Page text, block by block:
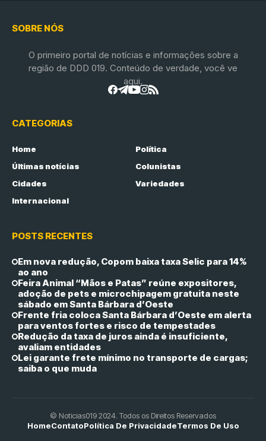
SOBRE NÓS
O primeiro portal de notícias e informações sobre a
região de DDD 019. Conteúdo de verdade, você ve
aqui.
CATEGORIAS
Home
Política
Últimas notícias
Colunistas
Cidades
Variedades
Internacional
POSTS RECENTES
Em nova redução, Copom baixa taxa Selic para 14%
ao ano
Feira Animal “Mãos e Patas” reúne expositores,
adoção de pets e microchipagem gratuita neste
sábado em Santa Bárbara d’Oeste
Frente fria coloca Santa Bárbara d’Oeste em alerta
para ventos fortes e risco de tempestades
Redução da taxa de juros ainda é insuficiente,
avaliam entidades
Lei garante frete mínimo no transporte de cargas;
saiba o que muda
© Noticias019 2024. Todos os Direitos Reservados
HomeContatoPolítica De PrivacidadeTermos De Uso